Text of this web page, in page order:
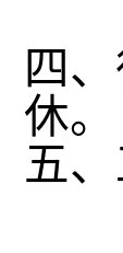
四、
休。
五